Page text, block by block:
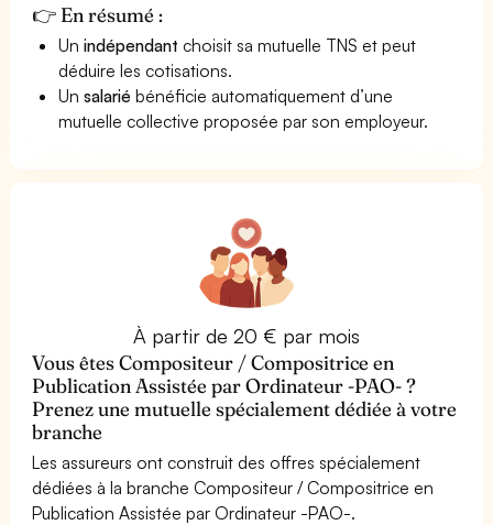
👉 En résumé :
Unindépendant choisit sa mutuelle TNS et peut
déduire les cotisations.
Unsalarié bénéficie automatiquement d’une
mutuelle collective proposée par son employeur.
À partir de 20 € par mois
Vous êtes Compositeur / Compositrice en
Publication Assistée par Ordinateur -PAO- ?
Prenez une mutuelle spécialement dédiée à votre
branche
Les assureurs ont construit des offres spécialement
dédiées à la branche Compositeur / Compositrice en
Publication Assistée par Ordinateur -PAO-.